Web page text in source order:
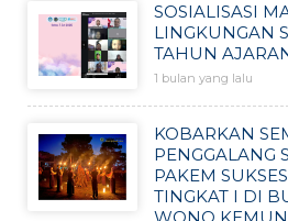
SOSIALISASI
LINGKUNGAN
TAHUN
1 bulan yang lalu
KOBARKAN
PENGGALANG
PAKEM
TINGKAT I DI